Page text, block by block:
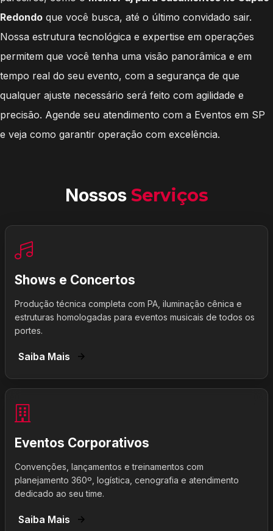
Redondo que você busca, até o último convidado sair.
Nossa estrutura tecnológica e expertise em operações
permitem que você tenha uma visão panorâmica e em
tempo real do seu evento, com a segurança de que
qualquer ajuste necessário será feito com agilidade e
precisão. Agende seu atendimento com a Eventos em SP
e veja como garantir operação com excelência.
Nossos Serviços
Shows e Concertos
Produção técnica completa com PA, iluminação cênica e
estruturas homologadas para eventos musicais de todos os
portes.
Saiba Mais
Eventos Corporativos
Convenções, lançamentos e treinamentos com
planejamento 360º, logística, cenografia e atendimento
dedicado ao seu time.
Saiba Mais